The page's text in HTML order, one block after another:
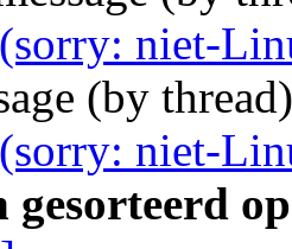
niet-
(by
niet-
gesorteerd